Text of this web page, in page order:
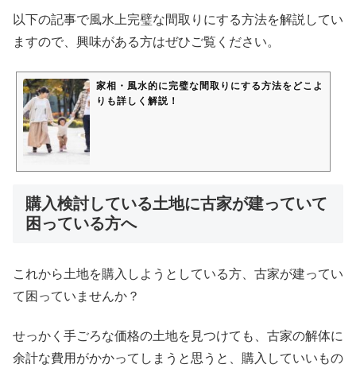
以下の記事で風水上完璧な間取りにする方法を解説してい
ますので、興味がある方はぜひご覧ください。
家相・風水的に完璧な間取りにする方法をどこよ
りも詳しく解説！
購入検討している土地に古家が建っていて
困っている方へ
これから土地を購入しようとしている方、古家が建ってい
て困っていませんか？
せっかく手ごろな価格の土地を見つけても、古家の解体に
余計な費用がかかってしまうと思うと、購入していいもの